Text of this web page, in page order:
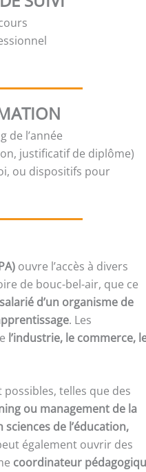
de l’année
justificatif de diplôme)
ou dispositifs pour
ouvre l’accès à divers
de bouc-bel-air, que ce
d’un organisme de
. Les
l’industrie, le commerce,
telles que des
ou management de la
sciences de l’éducation,
également ouvrir des
coordinateur